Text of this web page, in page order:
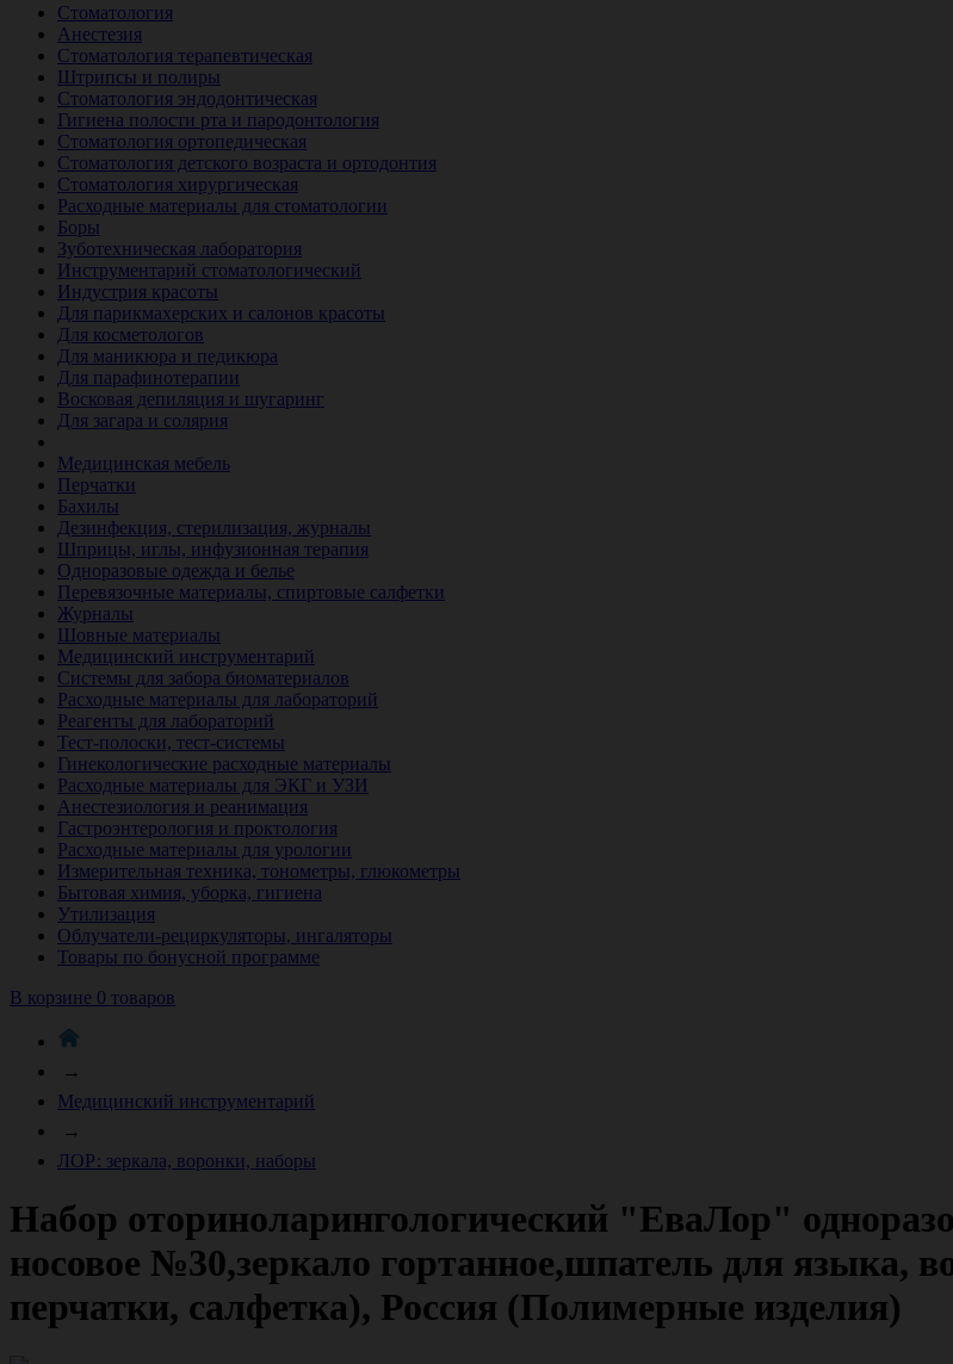
Стоматология
Анестезия
Стоматология терапевтическая
Штрипсы и полиры
Стоматология эндодонтическая
Гигиена полости рта и пародонтология
Стоматология ортопедическая
Стоматология детского возраста и ортодонтия
Стоматология хирургическая
Расходные материалы для стоматологии
Боры
Зуботехническая лаборатория
Инструментарий стоматологический
Индустрия красоты
Для парикмахерских и салонов красоты
Для косметологов
Для маникюра и педикюра
Для парафинотерапии
Восковая депиляция и шугаринг
Для загара и солярия
Медицинская мебель
Перчатки
Бахилы
Дезинфекция, стерилизация, журналы
Шприцы, иглы, инфузионная терапия
Одноразовые одежда и белье
Перевязочные материалы, спиртовые салфетки
Журналы
Шовные материалы
Медицинский инструментарий
Системы для забора биоматериалов
Расходные материалы для лабораторий
Реагенты для лабораторий
Тест-полоски, тест-системы
Гинекологические расходные материалы
Расходные материалы для ЭКГ и УЗИ
Анестезиология и реанимация
Гастроэнтерология и проктология
Расходные материалы для урологии
Измерительная техника, тонометры, глюкометры
Бытовая химия, уборка, гигиена
Утилизация
Облучатели-рециркуляторы, ингаляторы
Товары по бонусной программе
В корзине 0 товаров
→
Медицинский инструментарий
→
ЛОР: зеркала, воронки, наборы
Набор оториноларингологический "ЕваЛор"
носовое №30,зеркало гортанное,шпатель для
перчатки, салфетка), Россия (Полимерные изделия)